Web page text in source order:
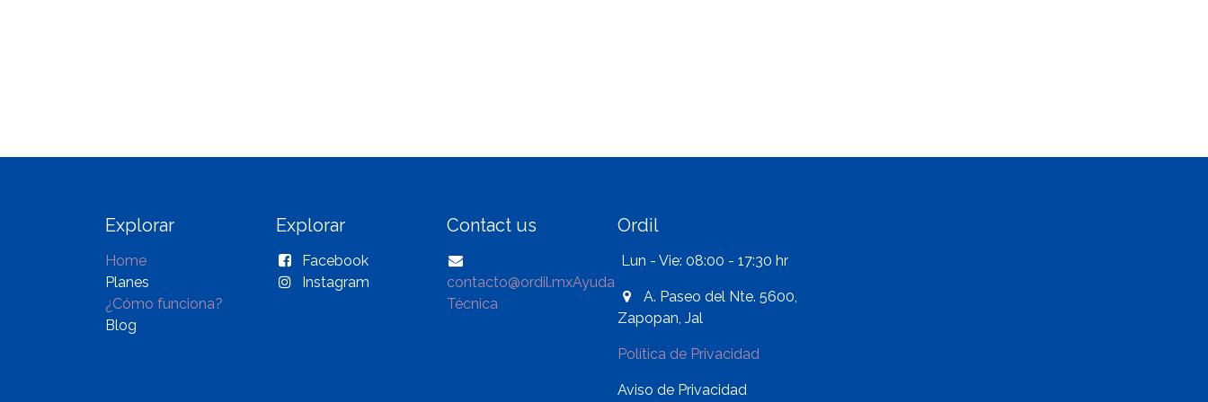
Explorar
Home
Planes
¿Cómo funciona?
Blog
Explorar
Facebook
Instagram
Contact us
contacto@ordil.mxAyuda
Técnica
Ordil
Lun - Vie: 08:00 - 17:30 hr
A. Paseo del Nte. 5600,
Zapopan, Jal
Política de Privacidad
Aviso de Privacidad